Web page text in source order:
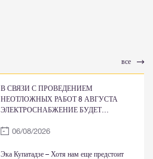
все
В СВЯЗИ С ПРОВЕДЕНИЕМ
НЕОТЛОЖНЫХ РАБОТ 8 АВГУСТА
ЭЛЕКТРОСНАБЖЕНИЕ БУДЕТ
06/08/2026
Эка Купатадзе – Хотя нам еще предстоит